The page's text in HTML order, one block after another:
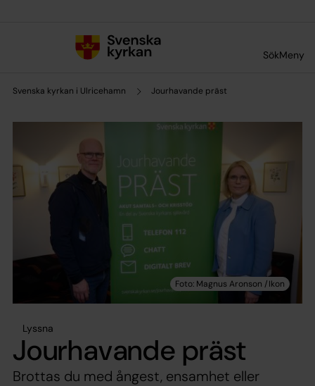
SökMeny
Svenska kyrkan i Ulricehamn Jourhavande präst
Lyssna
Jourhavande präst
Brottas du med ångest, ensamhet eller